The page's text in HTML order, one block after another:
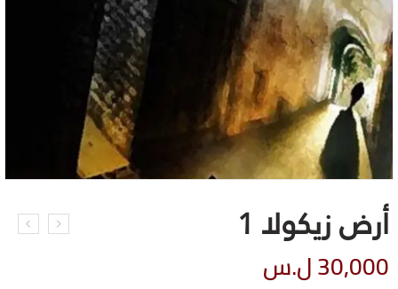
أرض زيكولا 1
30,000ل.س